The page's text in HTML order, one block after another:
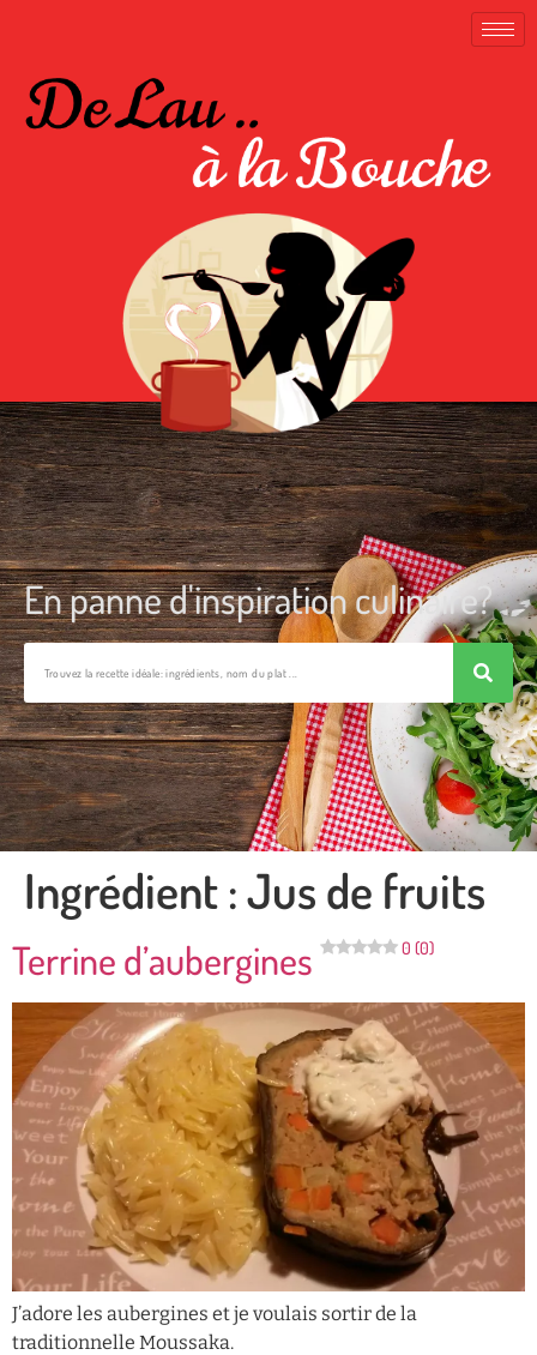
En panne d'inspiration culinaire?
Ingrédient :Jus de fruits
Terrine d’aubergines 0 (0)
J’adore les aubergines et je voulais sortir de la
traditionnelle Moussaka.